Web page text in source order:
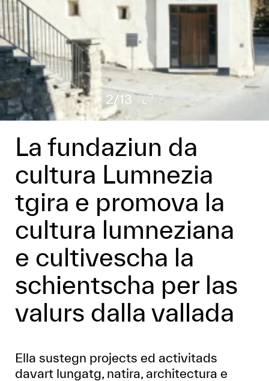
2/13
La fundaziun da
cultura Lumnezia
tgira e promova la
cultura lumneziana
e cultivescha la
schientscha per las
valurs dalla vallada
Ella sustegn projects ed activitads
davart lungatg, natira, architectura e